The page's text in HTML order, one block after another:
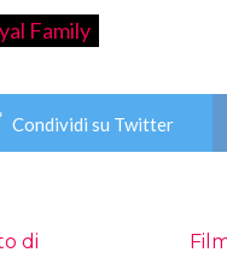
Family
Condividi su Twitter
di